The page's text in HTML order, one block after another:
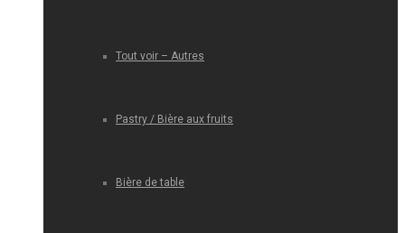
Tout voir – Autres
Pastry / Bière aux fruits
Bière de table